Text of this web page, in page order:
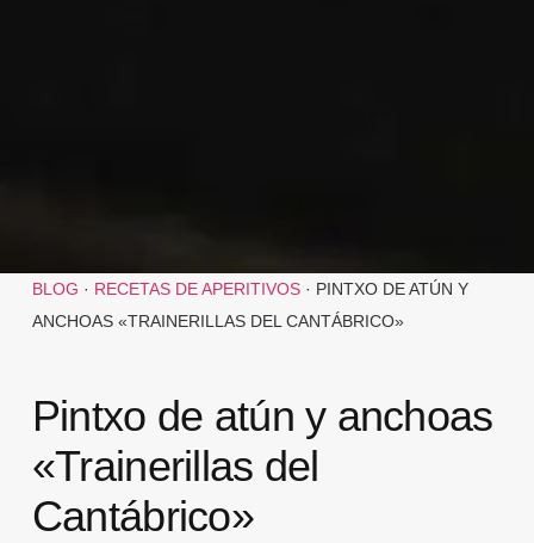
BLOG · RECETAS DE APERITIVOS· PINTXO DE ATÚN Y
ANCHOAS «TRAINERILLAS DEL CANTÁBRICO»
Pintxo de atún y anchoas
«Trainerillas del
Cantábrico»